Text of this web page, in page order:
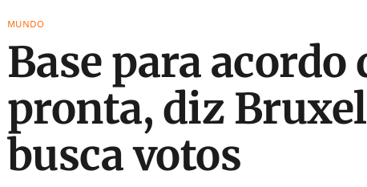
MUNDO
Base para
pronta, diz
busca votos